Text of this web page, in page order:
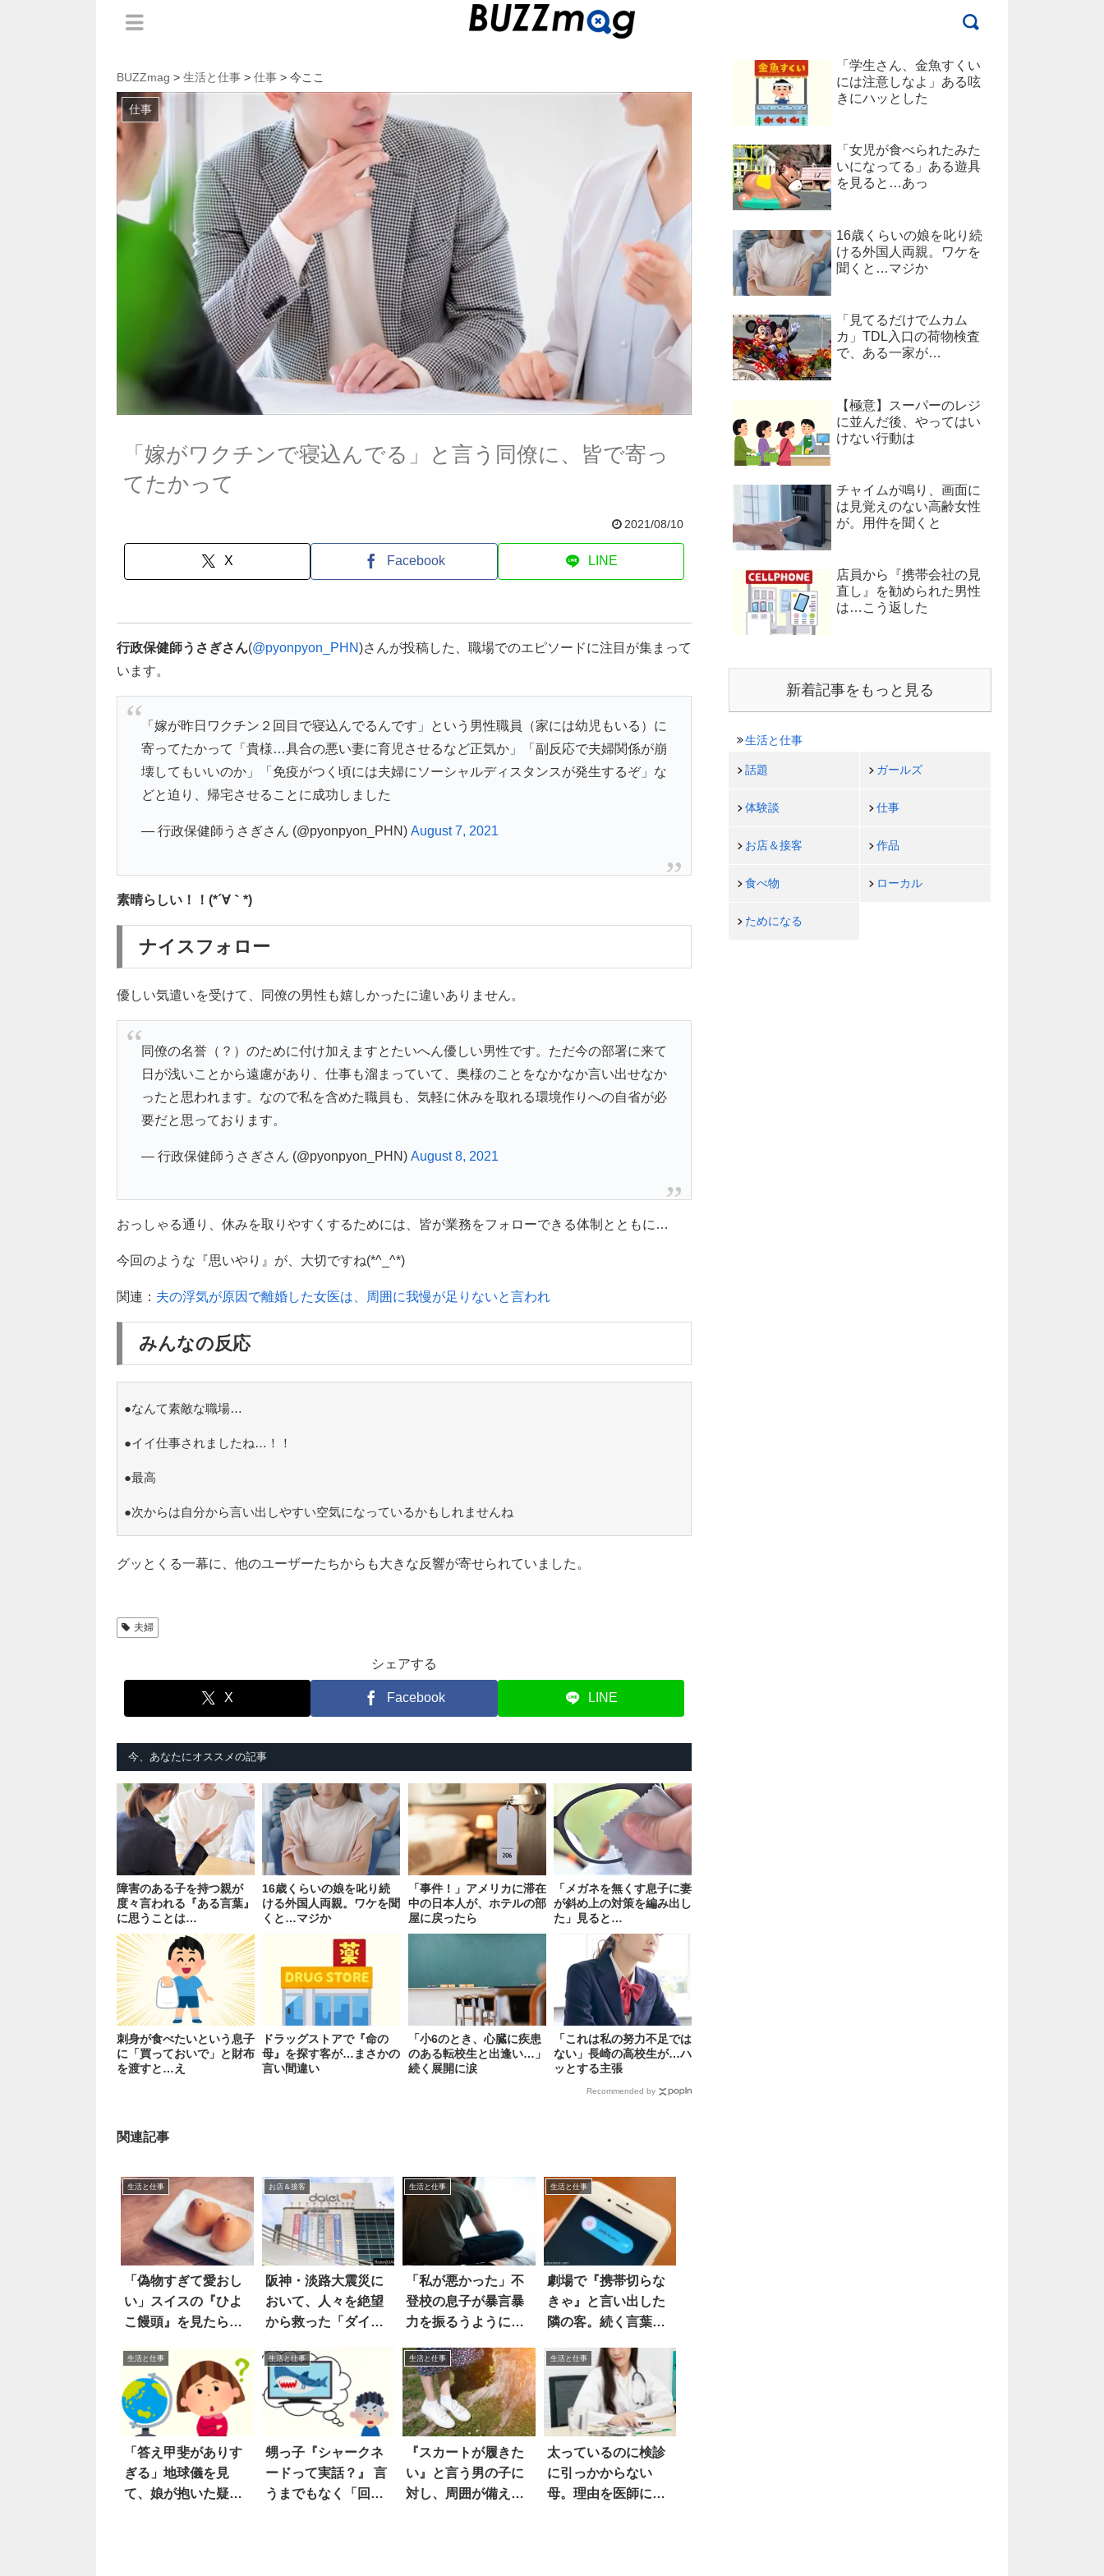
BUZZmag > 生活と仕事 > 仕事 > 今ここ
仕事
「嫁がワクチンで寝込んでる」と言う同僚に、皆で寄っ
てたかって
2021/08/10
X Facebook LINE
行政保健師うさぎさん(@pyonpyon_PHN)さんが投稿した、職場でのエピソードに注目が集まって
います。
「嫁が昨日ワクチン２回目で寝込んでるんです」という男性職員（家には幼児もいる）に
寄ってたかって「貴様…具合の悪い妻に育児させるなど正気か」「副反応で夫婦関係が崩
壊してもいいのか」「免疫がつく頃には夫婦にソーシャルディスタンスが発生するぞ」な
どと迫り、帰宅させることに成功しました
— 行政保健師うさぎさん (@pyonpyon_PHN) August 7, 2021
素晴らしい！！(*´∀｀*)
ナイスフォロー
優しい気遣いを受けて、同僚の男性も嬉しかったに違いありません。
同僚の名誉（？）のために付け加えますとたいへん優しい男性です。ただ今の部署に来て
日が浅いことから遠慮があり、仕事も溜まっていて、奥様のことをなかなか言い出せなか
ったと思われます。なので私を含めた職員も、気軽に休みを取れる環境作りへの自省が必
要だと思っております。
— 行政保健師うさぎさん (@pyonpyon_PHN) August 8, 2021
おっしゃる通り、休みを取りやすくするためには、皆が業務をフォローできる体制とともに…
今回のような『思いやり』が、大切ですね(*^_^*)
関連： 夫の浮気が原因で離婚した女医は、周囲に我慢が足りないと言われ
みんなの反応
●なんて素敵な職場…
●イイ仕事されましたね…！！
●最高
●次からは自分から言い出しやすい空気になっているかもしれませんね
グッとくる一幕に、他のユーザーたちからも大きな反響が寄せられていました。
夫婦
シェアする
X Facebook LINE
今、あなたにオススメの記事
障害のある子を持つ親が
度々言われる『ある言葉』
に思うことは…
16歳くらいの娘を叱り続
ける外国人両親。ワケを聞
くと…マジか
「事件！」アメリカに滞在
中の日本人が、ホテルの部
屋に戻ったら
「メガネを無くす息子に妻
が斜め上の対策を編み出し
た」見ると…
刺身が食べたいという息子
に「買っておいで」と財布
を渡すと…え
ドラッグストアで『命の
母』を探す客が…まさかの
言い間違い
「小6のとき、心臓に疾患
のある転校生と出逢い…」
続く展開に涙
「これは私の努力不足では
ない」長崎の高校生が…ハ
ッとする主張
Recommended by
関連記事
生活と仕事
「偽物すぎて愛おし
い」スイスの『ひよ
こ饅頭』を見たら…
お店＆接客
阪神・淡路大震災に
おいて、人々を絶望
から救った「ダイエ
ピソード
生活と仕事
「私が悪かった」不
登校の息子が暴言暴
力を振るうようにな
生活と仕事
劇場で『携帯切らな
きゃ』と言い出した
隣の客。続く言葉が
生活と仕事
「答え甲斐がありす
ぎる」地球儀を見
て、娘が抱いた疑問
生活と仕事
甥っ子『シャークネ
ードって実話？』 言
うまでもなく「回
生活と仕事
『スカートが履きた
い』と言う男の子に
対し、周囲が備える
生活と仕事
太っているのに検診
に引っかからない
母。理由を医師に訊
「学生さん、金魚すくい
には注意しなよ」ある呟
きにハッとした
「女児が食べられたみた
いになってる」ある遊具
を見ると…あっ
16歳くらいの娘を叱り続
ける外国人両親。ワケを
聞くと…マジか
「見てるだけでムカム
カ」TDL入口の荷物検査
で、ある一家が…
【極意】スーパーのレジ
に並んだ後、やってはい
けない行動は
チャイムが鳴り、画面に
は見覚えのない高齢女性
が。用件を聞くと
店員から『携帯会社の見
直し』を勧められた男性
は…こう返した
新着記事をもっと見る
生活と仕事
話題 ガールズ
体験談 仕事
お店＆接客 作品
食べ物 ローカル
ためになる